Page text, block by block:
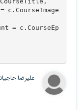
علیرضا